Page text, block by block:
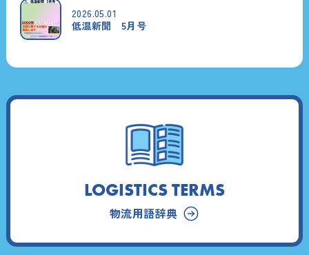
2026.05.01
低温新聞 5月号
LOGISTICS TERMS
物流用語辞典